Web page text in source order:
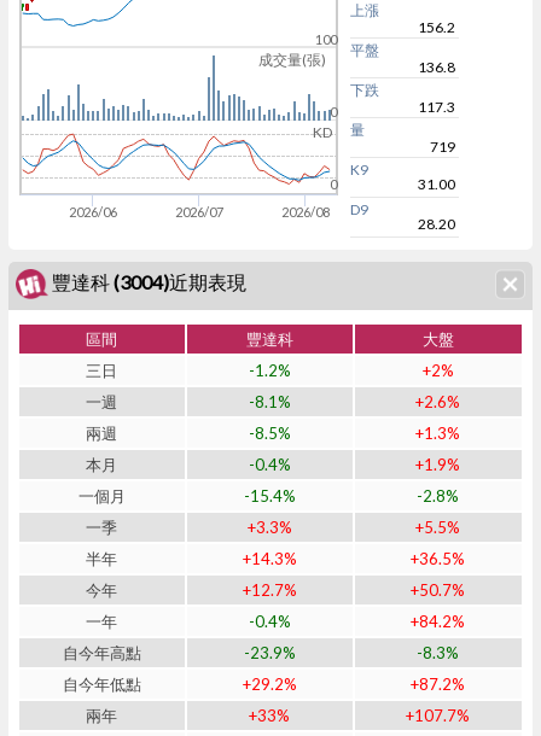
成交量(張)
KD
2026/06 2026/07 2026/08
100
0
0
上漲
156.2
平盤
136.8
下跌
117.3
量
719
K9
31.00
D9
28.20
豐達科 (3004)近期表現
區間 豐達科
大盤
三日
-1.2%
+2%
一週
-8.1%
+2.6%
兩週
-8.5%
+1.3%
本月
-0.4%
+1.9%
一個月
-15.4%
-2.8%
一季
+3.3%
+5.5%
半年
+14.3%
+36.5%
今年
+12.7%
+50.7%
一年
-0.4%
+84.2%
自今年高點
-23.9%
-8.3%
自今年低點
+29.2%
+87.2%
兩年
+33%
+107.7%